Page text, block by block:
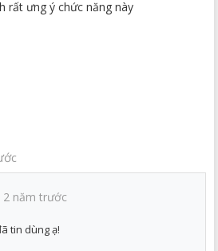
rất ưng ý chức năng này
2 năm trước
tin dùng ạ!